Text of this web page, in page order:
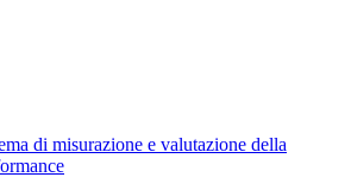
di misurazione e valutazione della